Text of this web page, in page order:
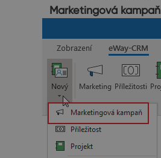
Marketingová kampaň